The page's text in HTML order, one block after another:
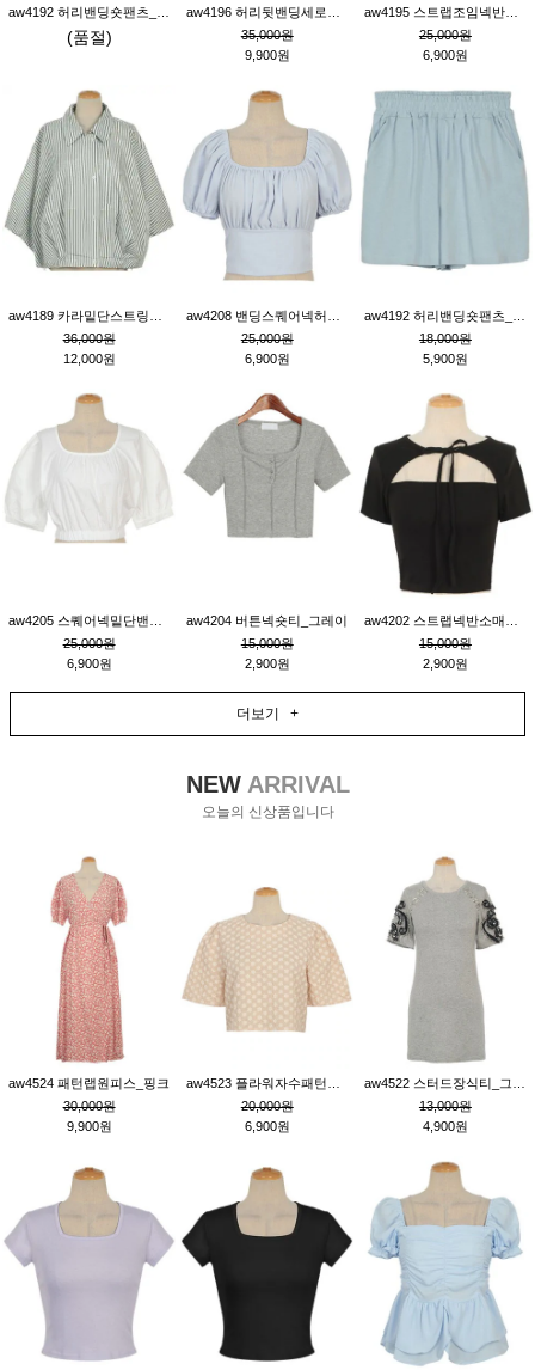
(품절)
35,000원
9,900원
25,000원
6,900원
36,000원
12,000원
25,000원
6,900원
18,000원
5,900원
25,000원
6,900원
aw4204 버튼넥숏티_그레이
15,000원
2,900원
15,000원
2,900원
더보기 +
NEWARRIVAL
오늘의 신상품입니다
aw4524 패턴랩원피스_핑크
30,000원
9,900원
20,000원
6,900원
13,000원
4,900원